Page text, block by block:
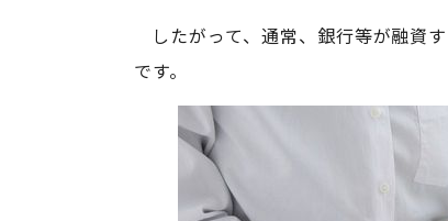
したがって、通常、銀行等が融資
です。